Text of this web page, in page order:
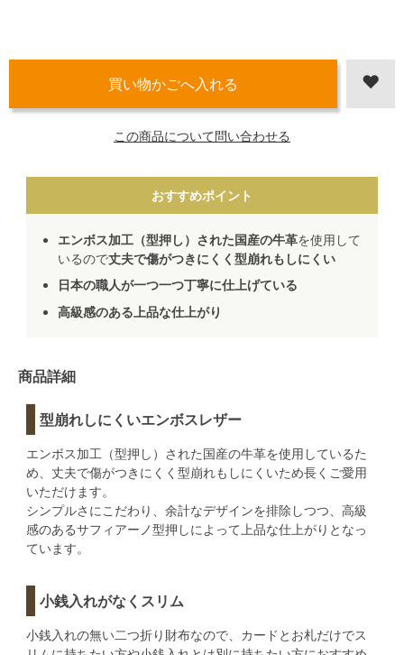
この商品について問い合わせる
おすすめポイント
エンボス加工（型押し）された国産の牛革を使用して
いるので丈夫で傷がつきにくく型崩れもしにくい
日本の職人が一つ一つ丁寧に仕上げている
高級感のある上品な仕上がり
商品詳細
型崩れしにくいエンボスレザー
エンボス加工（型押し）された国産の牛革を使用しているた
め、丈夫で傷がつきにくく型崩れもしにくいため長くご愛用
いただけます。
シンプルさにこだわり、余計なデザインを排除しつつ、高級
感のあるサフィアーノ型押しによって上品な仕上がりとなっ
ています。
小銭入れがなくスリム
小銭入れの無い二つ折り財布なので、カードとお札だけでス